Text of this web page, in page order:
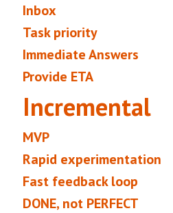
Inbox
Task priority
Immediate Answers
Provide ETA
Incremental
MVP
Rapid experimentation
Fast feedback loop
DONE, not PERFECT